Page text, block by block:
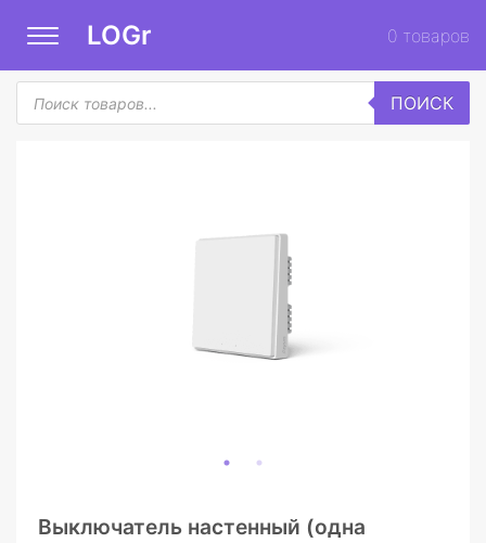
LOGr 0 товаров
Поиск
товаров
ПОИСК
Выключатель настенный (одна